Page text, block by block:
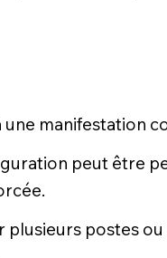
une manifestation
peut être
plusieurs postes ou